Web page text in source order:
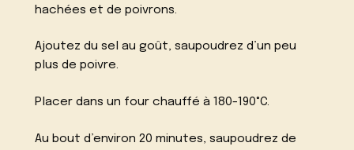
hachées et de poivrons.
Ajoutez du sel au goût, saupoudrez d’un peu
plus de poivre.
Placer dans un four chauffé à 180-190°C.
Au bout d’environ 20 minutes, saupoudrez de